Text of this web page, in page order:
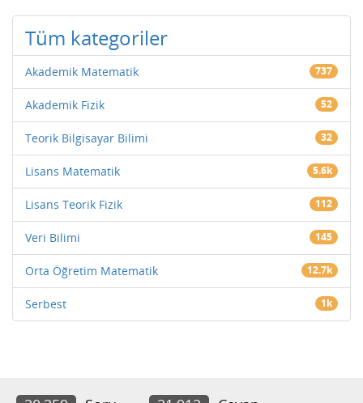
Tüm kategoriler
Akademik Matematik 737
Akademik Fizik 52
Teorik Bilgisayar Bilimi 32
Lisans Matematik 5.6k
Lisans Teorik Fizik 112
Veri Bilimi 145
Orta Öğretim Matematik 12.7k
Serbest 1k